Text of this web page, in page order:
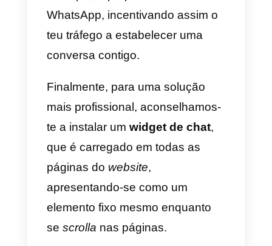
configurar a mensagem
predefinida.
criar com total autonomia
muito facilmente os links que
poderás depois integrar no teu
site (como veremos no próximo
parágrafo) ou numa publicação
de Facebook, Instagram ou de